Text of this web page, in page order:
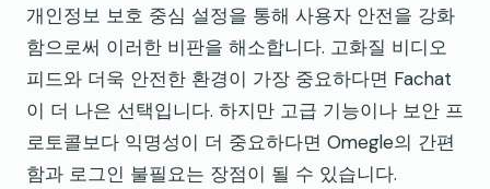
개인정보 보호 중심 설정을 통해 사용자 안전을 강화
함으로써 이러한 비판을 해소합니다. 고화질 비디오
피드와 더욱 안전한 환경이 가장 중요하다면 Fachat
이 더 나은 선택입니다. 하지만 고급 기능이나 보안 프
로토콜보다 익명성이 더 중요하다면 Omegle의 간편
함과 로그인 불필요는 장점이 될 수 있습니다.